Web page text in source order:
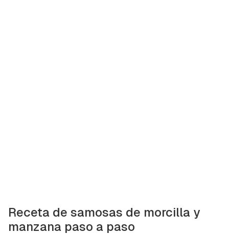
Receta de samosas de morcilla y
manzana paso a paso